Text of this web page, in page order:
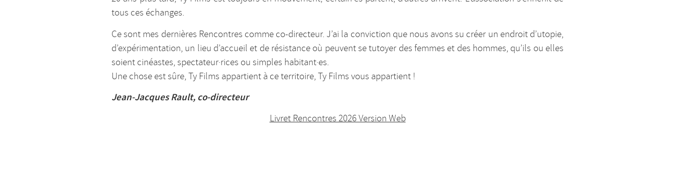
tous ces échanges.
Ce sont mes dernières Rencontres comme co-directeur. J’ai la conviction que nous avons su créer un endroit d’utopie,
d’expérimentation, un lieu d’accueil et de résistance où peuvent se tutoyer des femmes et des hommes, qu’ils ou elles
soient cinéastes, spectateur·rices ou simples habitant·es.
Une chose est sûre, Ty Films appartient à ce territoire, Ty Films vous appartient !
Jean-Jacques Rault, co-directeur
Livret Rencontres 2026 Version Web